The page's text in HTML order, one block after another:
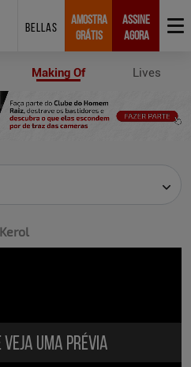
BELLAS
AMOSTRA
GRÁTIS
ASSINE
AGORA
Making Of Lives
Kerol
veja uma prévia